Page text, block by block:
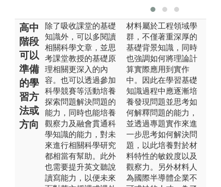
高中
階段
可以
準備
的學
習方
法或
方向
除了吸收課堂的基礎
知識外，可以多閱讀
相關科學文章，並思
考課堂教授的基礎原
理相關更深入的內
容。也可以透過參加
科學競賽等活動培養
探索問題解決問題的
能力，同時也能培養
觀察力及融會貫通科
學知識的能力，對未
來進行相關科學研究
都相當有幫助。此外
也需要提升英文聽說
讀寫能力，以便未來
材料屬於工程領域學
群，不僅著重深厚的
基礎背景知識，同時
也強調如何將理論計
算實際應用到實作
中。因此在學習基礎
知識過程中應逐漸培
養發現問題並思考如
何解釋問題的能力，
並透過專題實作來進
一步思考如何解決問
題，以此培養對於材
料特性的敏銳度以及
觀察力。另外材料人
為國際半導體企業不